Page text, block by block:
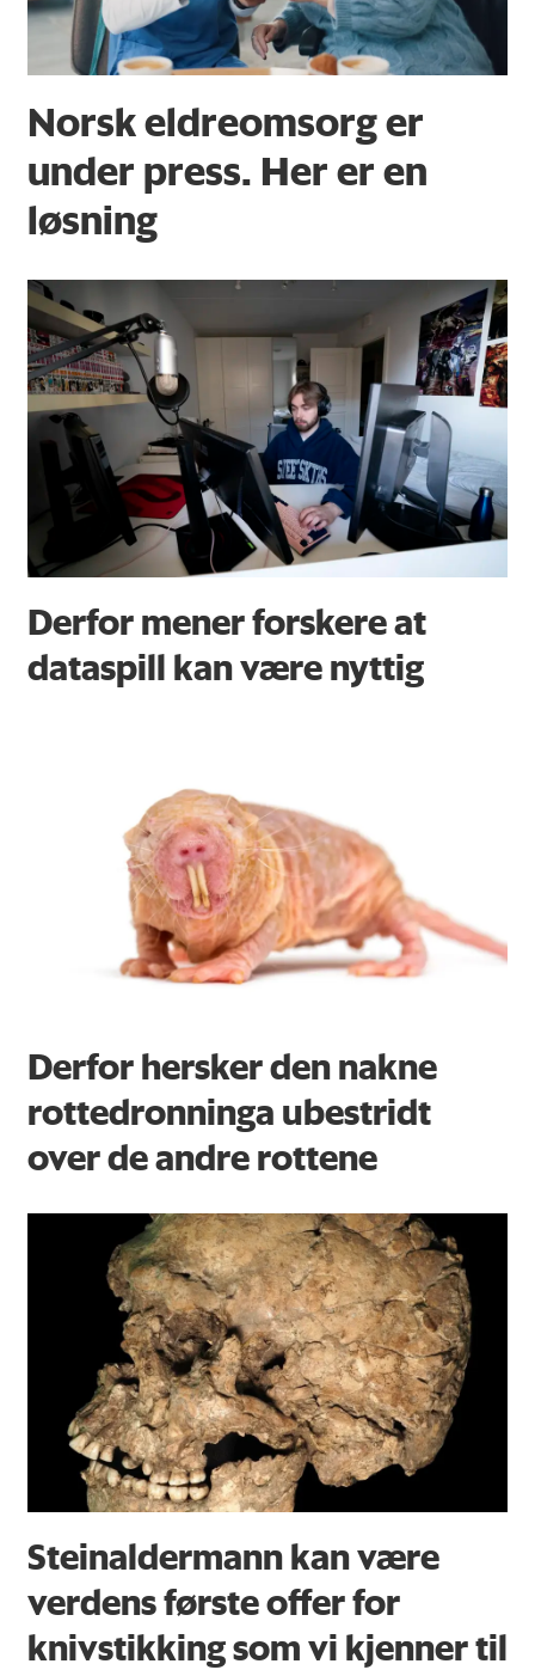
Norsk eldreomsorg er
under press. Her er en
løsning
Derfor mener forskere at
dataspill kan være nyttig
Derfor hersker den nakne
rottedronninga ubestridt
over de andre rottene
Steinaldermann kan være
verdens første offer for
knivstikking som vi kjenner til